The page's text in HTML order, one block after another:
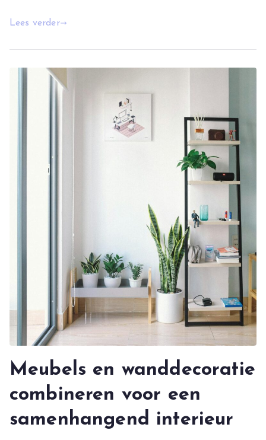
Lees verder
Meubels en wanddecoratie
combineren voor een
samenhangend interieur